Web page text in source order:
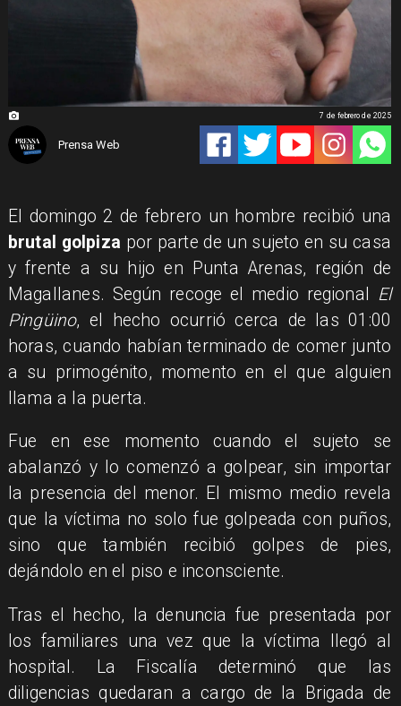
Prensa Web
7 de febrero de 2025
El domingo 2 de febrero un hombre recibió una
brutal golpiza por parte de un sujeto en su casa
y frente a su hijo en Punta Arenas, región de
Magallanes. Según recoge el medio regional El
Pingüino, el hecho ocurrió cerca de las 01:00
horas, cuando habían terminado de comer junto
a su primogénito, momento en el que alguien
llama a la puerta.
Fue en ese momento cuando el sujeto se
abalanzó y lo comenzó a golpear, sin importar
la presencia del menor. El mismo medio revela
que la víctima no solo fue golpeada con puños,
sino que también recibió golpes de pies,
dejándolo en el piso e inconsciente.
Tras el hecho, la denuncia fue presentada por
los familiares una vez que la víctima llegó al
hospital. La Fiscalía determinó que las
diligencias quedaran a cargo de la Brigada de